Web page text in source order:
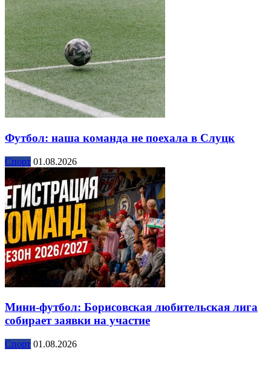
Футбол: наша команда не поехала в Слуцк
Спорт 01.08.2026
Мини-футбол: Борисовская любительская лига
собирает заявки на участие
Спорт 01.08.2026